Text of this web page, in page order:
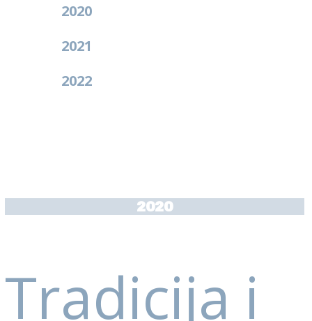
2020
2021
2022
2020
Tradicija i